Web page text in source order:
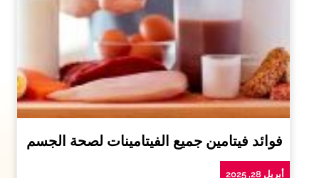
فوائد فيتامين جميع الفيتامينات لصحة الجسم
أبريل 28, 2025